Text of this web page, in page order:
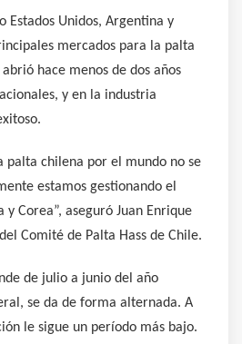
Estados Unidos, Argentina y
mercados para la palta
hace menos de dos años
y en la industria
palta chilena por el mundo no se
estamos gestionando el
Corea”, aseguró Juan Enrique
Comité de Palta Hass de Chile.
de julio a junio del año
se da de forma alternada. A
le sigue un período más bajo.